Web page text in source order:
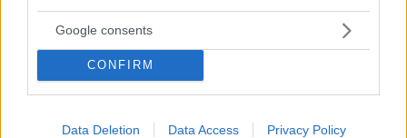
Google consents
CONFIRM
Data Deletion Data Access Privacy Policy
Best of Network